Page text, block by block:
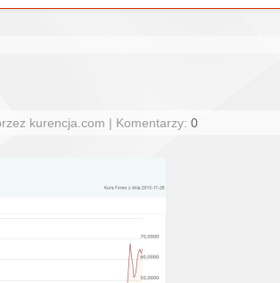
kurencja.com | Komentarzy: 0